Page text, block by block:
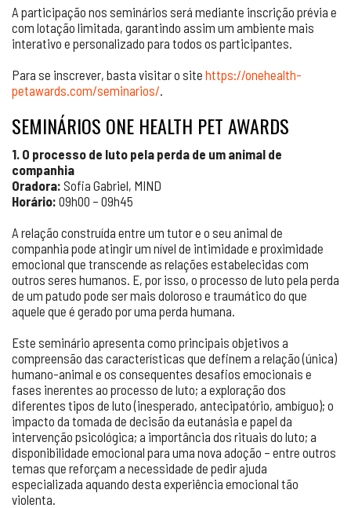
A participação nos seminários será mediante inscrição prévia e
com lotação limitada, garantindo assim um ambiente mais
interativo e personalizado para todos os participantes.
Para se inscrever, basta visitar o site https://onehealth-
petawards.com/seminarios/.
SEMINÁRIOS ONE HEALTH PET AWARDS
1. O processo de luto pela perda de um animal de
companhia
Oradora: Sofia Gabriel, MIND
Horário: 09h00 – 09h45
A relação construída entre um tutor e o seu animal de
companhia pode atingir um nível de intimidade e proximidade
emocional que transcende as relações estabelecidas com
outros seres humanos. E, por isso, o processo de luto pela perda
de um patudo pode ser mais doloroso e traumático do que
aquele que é gerado por uma perda humana.
Este seminário apresenta como principais objetivos a
compreensão das características que definem a relação (única)
humano-animal e os consequentes desafios emocionais e
fases inerentes ao processo de luto; a exploração dos
diferentes tipos de luto (inesperado, antecipatório, ambíguo); o
impacto da tomada de decisão da eutanásia e papel da
intervenção psicológica; a importância dos rituais do luto; a
disponibilidade emocional para uma nova adoção – entre outros
temas que reforçam a necessidade de pedir ajuda
especializada aquando desta experiência emocional tão
violenta.